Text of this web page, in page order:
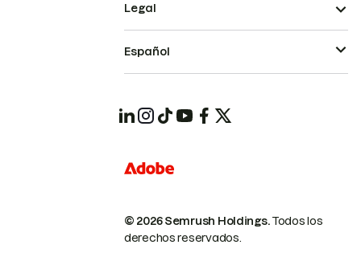
© 2026 Semrush Holdings.Todos los
derechos reservados.
Legal
Español